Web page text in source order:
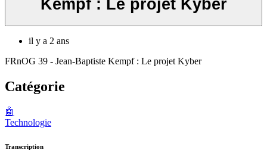
Kempf : Le projet Kyber
il y a 2 ans
FRnOG 39 - Jean-Baptiste Kempf : Le projet Kyber
Catégorie
🤖
Technologie
Transcription